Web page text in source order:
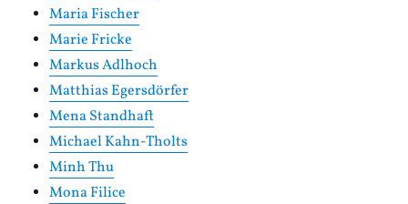
Maria Fischer
Marie Fricke
Markus Adlhoch
Matthias Egersdörfer
Mena Standhaft
Michael Kahn-Tholts
Minh Thu
Mona Filice